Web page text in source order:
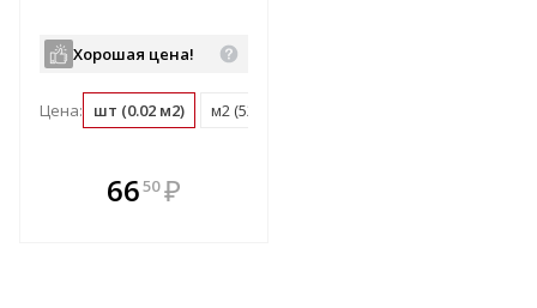
Хорошая цена!
Цена: шт (0.02 м2) м2 (52 шт)
6650 ₽